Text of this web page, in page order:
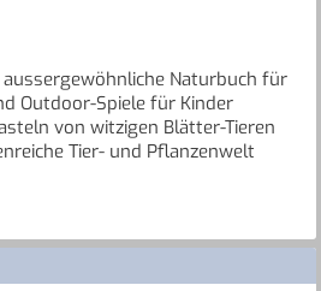
Naturbuch für
Outdoor-Spiele für Kinder
von witzigen Blätter-Tieren
Tier- und Pflanzenwelt
einmalige Natur-